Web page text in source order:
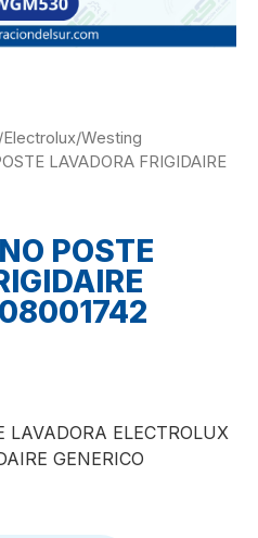
Electrolux/Westing
LAVADORA FRIGIDAIRE
POSTE
LAVADORA ELECTROLUX
GENERICO